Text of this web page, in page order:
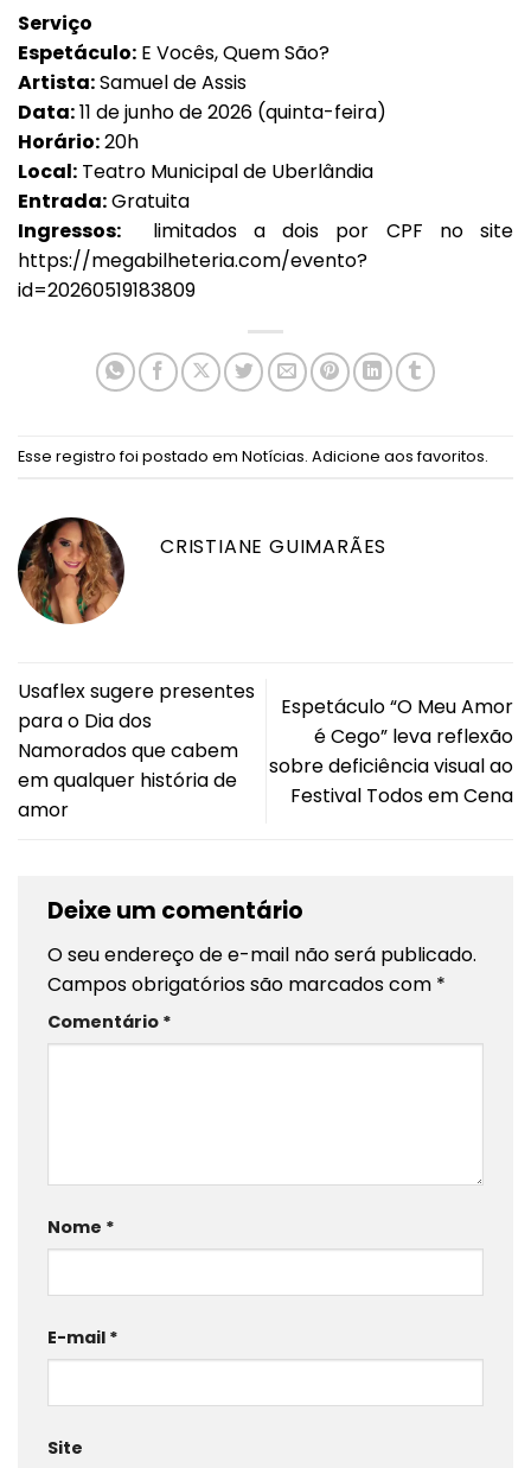
Serviço
Espetáculo: E Vocês, Quem São?
Artista:Samuel de Assis
Data:11 de junho de 2026 (quinta-feira)
Horário:20h
Local: Teatro Municipal de Uberlândia
Entrada:Gratuita
Ingressos: limitados a dois por CPF no site
https://megabilheteria.com/evento?
id=20260519183809
Esse registro foi postado em Notícias. Adicione aos favoritos.
CRISTIANE GUIMARÃES
Usaflex sugere presentes
para o Dia dos
Namorados que cabem
em qualquer história de
amor
Espetáculo “O Meu Amor
é Cego” leva reflexão
sobre deficiência visual ao
Festival Todos em Cena
Deixe um comentário
O seu endereço de e-mail não será publicado.
Campos obrigatórios são marcados com *
Comentário *
Nome *
E-mail *
Site